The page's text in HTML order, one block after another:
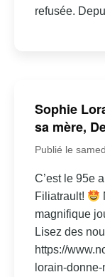
refusée.
Sophie
sa mère,
Publié le
C’est le 95e
Filiatrault!
magnifique
Lisez des
https://
lorain-